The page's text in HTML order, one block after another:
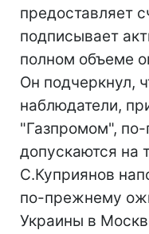
предоставляет
подписывает
полном объеме
Он подчеркнул,
наблюдатели,
"Газпромом",
допускаются на
С.Куприянов
по-прежнему
Украины в